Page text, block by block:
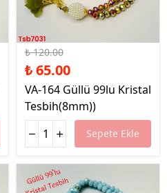
%46 İndirim
₺ 120.00
₺ 65.00
VA-164 Güllü 99lu Kristal
Tesbih(8mm))
Sepete Ekle